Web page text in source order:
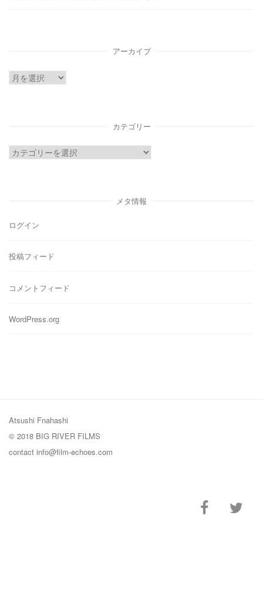
アーカイブ
ア
カテゴリー
カ
メタ情報
ログイン
投稿フィード
コメントフィード
WordPress.org
Atsushi Fnahashi
© 2018 BIG RIVER FILMS
contact info@film-echoes.com